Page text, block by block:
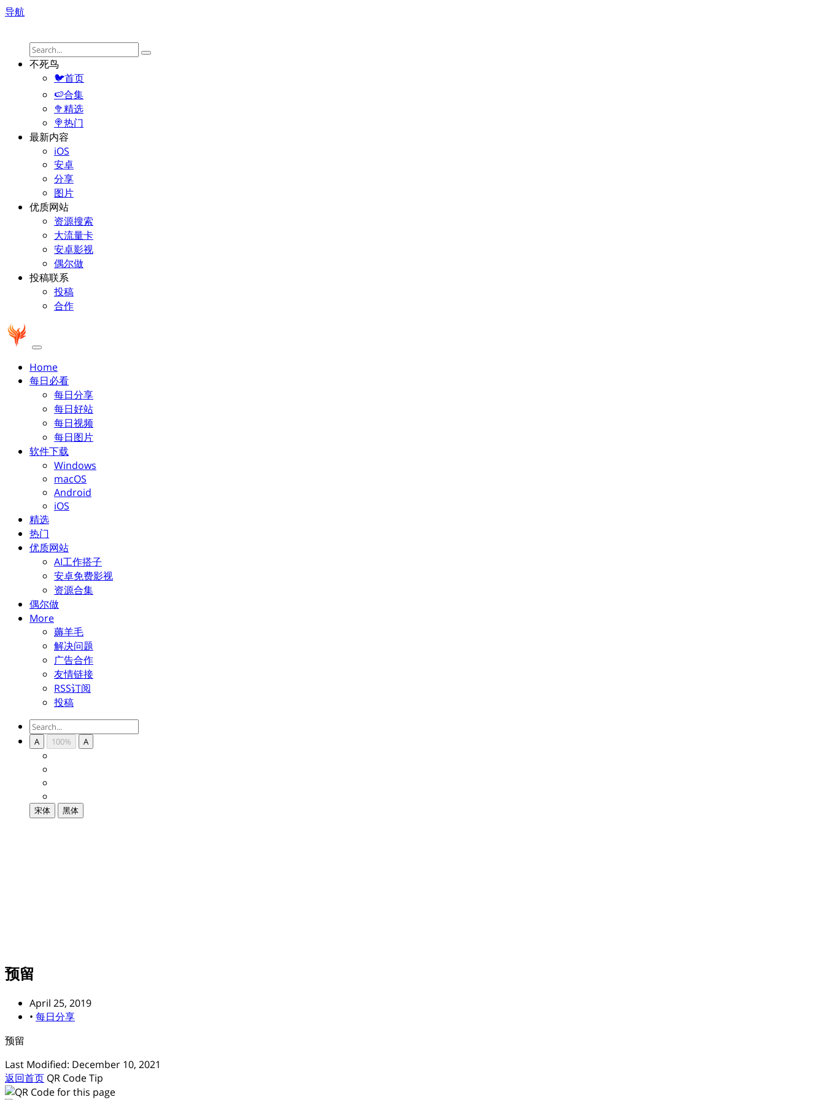
导航
不死鸟
🐦首页
🍉合集
🥦精选
🍭热门
最新内容
iOS
安卓
分享
图片
优质网站
资源搜索
大流量卡
安卓影视
偶尔做
投稿联系
投稿
合作
Home
每日必看
每日分享
每日好站
每日视频
每日图片
软件下载
Windows
macOS
Android
iOS
精选
热门
优质网站
AI工作搭子
安卓免费影视
资源合集
偶尔做
More
薅羊毛
解决问题
广告合作
友情链接
RSS订阅
投稿
A 100% A
宋体 黑体
预留
April 25, 2019
• 每日分享
预留
Last Modified: December 10, 2021
返回首页 QR CodeTip